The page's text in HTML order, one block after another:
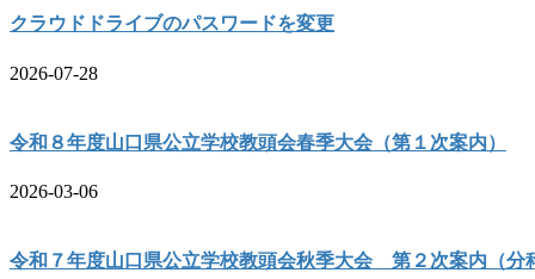
クラウドドライブのパスワードを変更
2026-07-28
令和８年度山口県公立学校教頭会春季大会（第１次案内）
2026-03-06
令和７年度山口県公立学校教頭会秋季大会 第２次案内（分